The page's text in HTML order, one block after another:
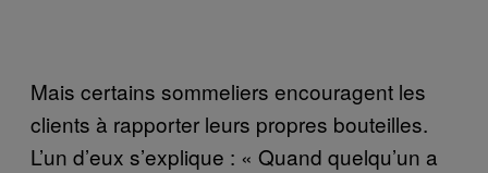
Mais certains sommeliers encouragent les
clients à rapporter leurs propres bouteilles.
L’un d’eux s’explique : « Quand quelqu’un a